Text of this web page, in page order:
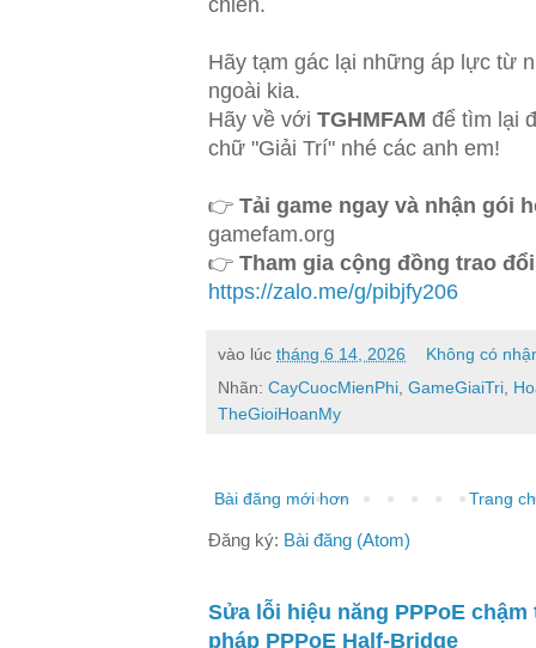
Hãy tạm gác lại những áp lực từ
ngoài kia.
Hãy về với TGHMFAM để tìm lại
chữ "Giải Trí" nhé các anh em!
👉 Tải game ngay và nhận gói
gamefam.org
👉 Tham gia cộng đồng trao
https://zalo.me/g/pibjfy206
vào lúc tháng 6 14, 2026
Không có
Nhãn: CayCuocMienPhi GameGiaiTri
TheGioiHoanMy
Bài đăng mới hơn Trang
Đăng ký: Bài đăng (Atom)
Sửa lỗi hiệu năng PPPoE
pháp PPPoE Half-Bridge